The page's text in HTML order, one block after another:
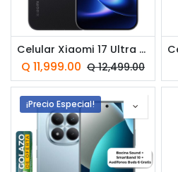
Celular Xiaomi 17 Ultra US 512GB 16GB RAM Dual SIM Negro
Q 11,999.00 Q12,499.00
¡Precio Especial!